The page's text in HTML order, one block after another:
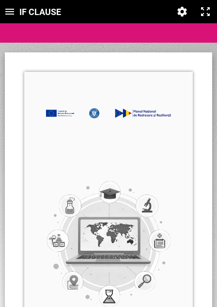
IF CLAUSE